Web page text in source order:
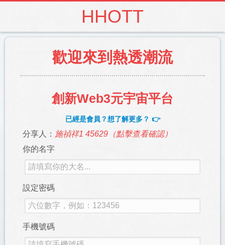
HHOTT
歡迎來到熱透潮流
創新Web3元宇宙平台
已經是會員？想了解更多？ 👉
分享人： 施禎祥1 45629（點擊查看確認）
你的名字
設定密碼
手機號碼